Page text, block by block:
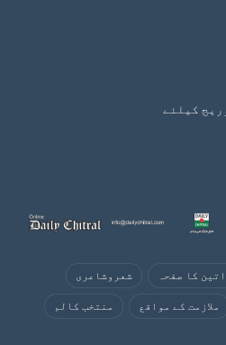
کیلئے
کا صفحہ شعروشاعری
ملازمت کے مواقع منتخب کالم